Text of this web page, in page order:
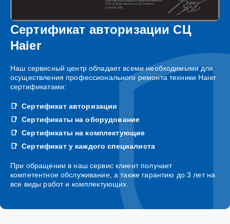
Сертификат авторизации СЦ
Haier
Наш сервисный центр обладает всеми необходимыми для
осуществления профессионального ремонта техники Haier
сертификатами:
Сертификат авторизации
Сертификаты на оборудование
Сертификаты на комплектующие
Сертификат у каждого специалиста
При обращении в наш сервис клиент получает
компетентное обслуживание, а также гарантию до 3 лет на
все виды работ и комплектующих.